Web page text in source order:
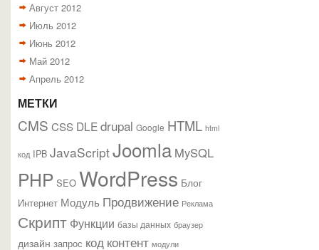
Август 2012
Июль 2012
Июнь 2012
Май 2012
Апрель 2012
МЕТКИ
CMS CSS DLEdrupal Google HTML html
код IPB JavaScriptJoomla MySQL
PHP SEO WordPress Блог
Интернет Модуль Продвижение Реклама
Скрипт Функции базы данных браузер
дизайн запрос код контент модули